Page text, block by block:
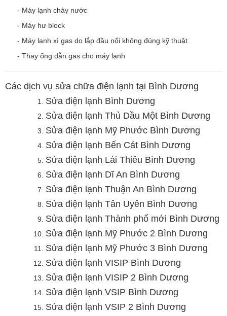
- Máy lạnh chảy nước
- Máy hư block
- Máy lạnh xì gas do lắp đầu nối không đúng kỹ thuật
- Thay ống dẫn gas cho máy lạnh
Các dịch vụ sửa chữa điện lạnh tại Bình Dương
Sửa điện lạnh Bình Dương
Sửa điện lạnh Thủ Dầu Một Bình Dương
Sửa điện lạnh Mỹ Phước Bình Dương
Sửa điện lạnh Bến Cát Bình Dương
Sửa điện lạnh Lái Thiêu Bình Dương
Sửa điện lạnh Dĩ An Bình Dương
Sửa điện lạnh Thuận An Bình Dương
Sửa điện lạnh Tân Uyên Bình Dương
Sửa điện lạnh Thành phố mới Bình Dương
Sửa điện lạnh Mỹ Phước 2 Bình Dương
Sửa điện lạnh Mỹ Phước 3 Bình Dương
Sửa điện lạnh VISIP Bình Dương
Sửa điện lạnh VISIP 2 Bình Dương
Sửa điện lạnh VSIP Bình Dương
Sửa điện lạnh VSIP 2 Bình Dương